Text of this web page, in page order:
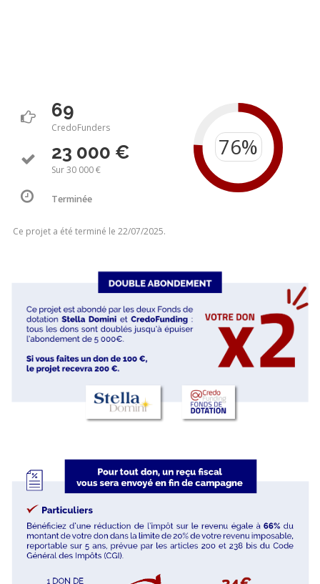
69
CredoFunders
23 000 €
Sur 30 000 €
Terminée
Ce projet a été terminé le 22/07/2025.